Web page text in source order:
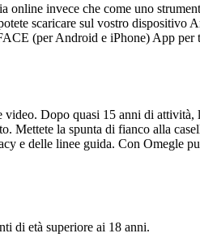
invece che come uno
scaricare sul vostro dispositivo
(per Android e iPhone) App per
Dopo quasi 15 anni di
Mettete la spunta di fianco alla
e delle linee guida. Con Omegle
di età superiore ai 18 anni.